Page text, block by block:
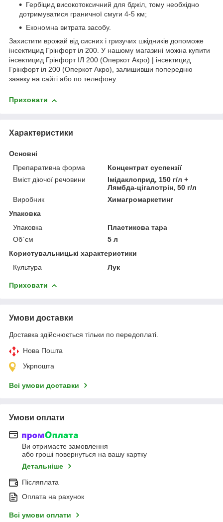
Гербіцид високотоксичний для бджіл, тому необхідно
дотримуватися граничної смуги 4-5 км;
Економна витрата засобу.
Захистити врожай від сисних і гризучих шкідників допоможе
інсектицид Грінфорт іл 200. У нашому магазині можна купити
інсектицид Грінфорт ІЛ 200 (Оперкот Акро) | інсектицид
Грінфорт іл 200 (Оперкот Акро), залишивши попередню
заявку на сайті або по телефону.
Приховати
Характеристики
Основні
Препаративна форма
Концентрат суспензії
Вміст діючої речовини
Імідаклоприд, 150 г/л +
Лямбда-цігалотрін, 50 г/л
Виробник
Химагромаркетинг
Упаковка
Упаковка
Пластикова тара
Об`єм
5 л
Користувальницькі характеристики
Культура
Лук
Приховати
Умови доставки
Доставка здійснюється тільки по передоплаті.
Нова Пошта
Укрпошта
Всі умови доставки
Умови оплати
Ви отримаєте замовлення
або гроші повернуться на вашу картку
Детальніше
Післяплата
Оплата на рахунок
Всі умови оплати